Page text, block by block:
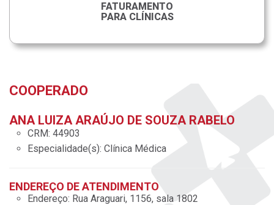
FATURAMENTO
PARA CLÍNICAS
COOPERADO
ANA LUIZA ARAÚJO DE SOUZA RABELO
CRM: 44903
Especialidade(s): Clínica Médica
ENDEREÇO DE ATENDIMENTO
Endereço: Rua Araguari, 1156, sala 1802